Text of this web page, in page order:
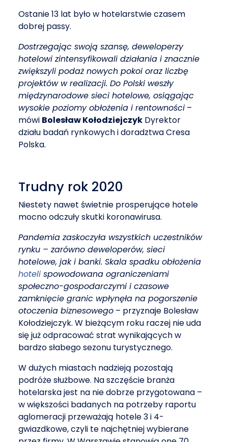
Ostanie 13 lat było w hotelarstwie czasem
dobrej passy.
Dostrzegając swoją szansę, deweloperzy
hotelowi zintensyfikowali działania i znacznie
zwiększyli podaż nowych pokoi oraz liczbę
projektów w realizacji. Do Polski weszły
międzynarodowe sieci hotelowe, osiągając
wysokie poziomy obłożenia i rentowności –
mówi Bolesław Kołodziejczyk Dyrektor
działu badań rynkowych i doradztwa Cresa
Polska.
Trudny rok 2020
Niestety nawet świetnie prosperujące hotele
mocno odczuły skutki koronawirusa.
Pandemia zaskoczyła wszystkich uczestników
rynku – zarówno deweloperów, sieci
hotelowe, jak i banki. Skala spadku obłożenia
hoteli spowodowana ograniczeniami
społeczno-gospodarczymi i czasowe
zamknięcie granic wpłynęła na pogorszenie
otoczenia biznesowego – przyznaje Bolesław
Kołodziejczyk. W bieżącym roku raczej nie uda
się już odpracować strat wynikających w
bardzo słabego sezonu turystycznego.
W dużych miastach nadzieją pozostają
podróże służbowe. Na szczęście branża
hotelarska jest na nie dobrze przygotowana –
w większości badanych na potrzeby raportu
aglomeracji przeważają hotele 3 i 4-
gwiazdkowe, czyli te najchętniej wybierane